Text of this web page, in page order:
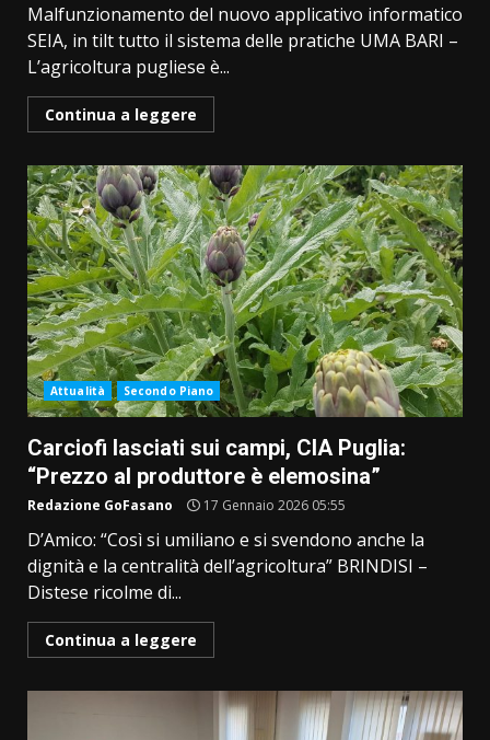
Malfunzionamento del nuovo applicativo informatico
SEIA, in tilt tutto il sistema delle pratiche UMA BARI –
L’agricoltura pugliese è...
Continua a leggere
Attualità Secondo Piano
Carciofi lasciati sui campi, CIA Puglia:
“Prezzo al produttore è elemosina”
Redazione GoFasano 17 Gennaio 2026 05:55
D’Amico: “Così si umiliano e si svendono anche la
dignità e la centralità dell’agricoltura” BRINDISI –
Distese ricolme di...
Continua a leggere